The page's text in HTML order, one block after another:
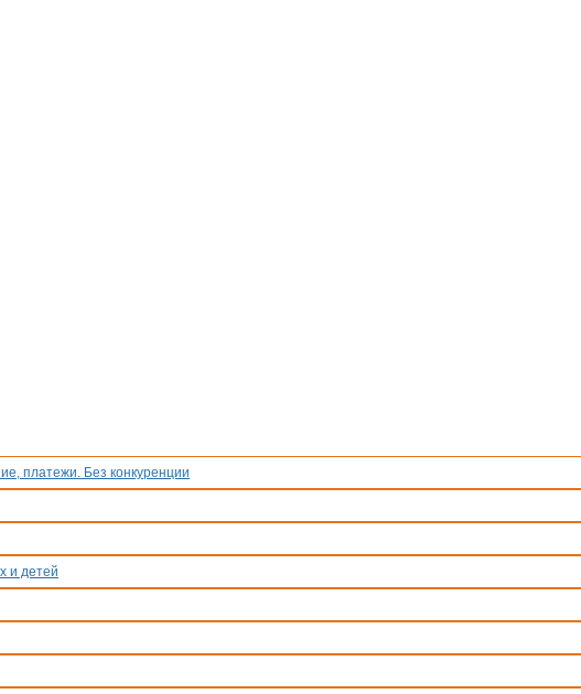
платежи. Без конкуренции
и детей